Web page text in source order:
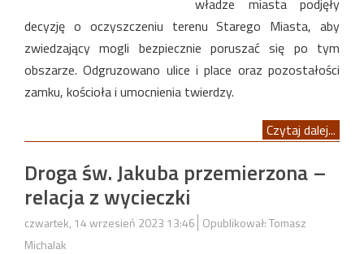
władze miasta podjęły
decyzję o oczyszczeniu terenu Starego Miasta, aby
zwiedzający mogli bezpiecznie poruszać się po tym
obszarze. Odgruzowano ulice i place oraz pozostałości
zamku, kościoła i umocnienia twierdzy.
Czytaj dalej...
Droga św. Jakuba przemierzona –
relacja z wycieczki
czwartek, 14 wrzesień 2023 13:46 Opublikował: Tomasz
Michalak